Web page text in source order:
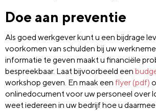
Doe aan preventie
Als goed werkgever kunt u een bijdrage
voorkomen van schulden bij uw
informatie te geven maakt u financiële
bespreekbaar. Laat bijvoorbeeld een
workshop geven. En maak een flyer (pdf)
onlinedocument voor uw personeel over
weet iedereen in uw bedrijf hoe u